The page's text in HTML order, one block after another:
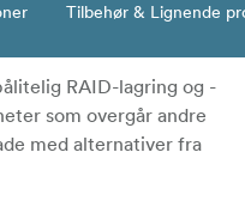
Tilbehør & Lignende
RAID-lagring og -
som overgår andre
med alternativer fra